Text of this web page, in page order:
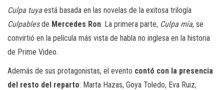
Culpa tuyaestá basada en las novelas de la exitosa trilogía
Culpablesde Mercedes Ron. La primera parte, Culpa mía, se
convirtió en la película más vista de habla no inglesa en la historia
de Prime Video.
Además de sus protagonistas, el evento contó con la presencia
del resto del reparto: Marta Hazas, Goya Toledo, Eva Ruiz,